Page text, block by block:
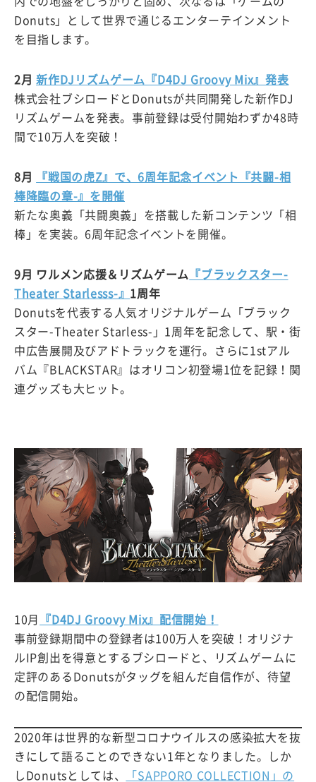
Donuts」として世界で通じるエンターテインメント
を目指します。
2月新作DJリズムゲーム『D4DJ Groovy Mix』発表
株式会社ブシロードとDonutsが共同開発した新作DJ
リズムゲームを発表。事前登録は受付開始わずか48時
間で10万人を突破！
8月
『戦国の虎Z』で、6周年記念イベント『共闘-相
棒降臨の章-』を開催
新たな奥義「共闘奥義」を搭載した新コンテンツ「相
棒」を実装。6周年記念イベントを開催。
9月 ワルメン応援＆リズムゲーム
『ブラックスター-
Theater Starlesss-』
1周年
Donutsを代表する人気オリジナルゲーム「ブラック
スター-Theater Starless-」1周年を記念して、駅・街
中広告展開及びアドトラックを運行。さらに1stアル
バム『BLACKSTAR』はオリコン初登場1位を記録！関
連グッズも大ヒット。
10月
『D4DJ Groovy Mix』配信開始！
事前登録期間中の登録者は100万人を突破！オリジナ
ルIP創出を得意とするブシロードと、リズムゲームに
定評のあるDonutsがタッグを組んだ自信作が、待望
の配信開始。
2020年は世界的な新型コロナウイルスの感染拡大を抜
きにして語ることのできない1年となりました。しか
しDonutsとしては、
「SAPPORO COLLECTION」の